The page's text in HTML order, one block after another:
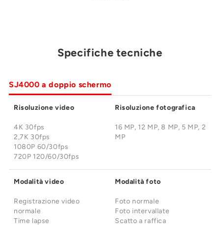
Specifiche tecniche
SJ4000 a doppio schermo
Risoluzione video
4K 30fps
2,7K 30fps
1080P 60/30fps
720P 120/60/30fps
Risoluzione fotografica
16 MP, 12 MP, 8 MP, 5 MP, 2
MP
Modalità video
Registrazione video
normale
Time lapse
Modalità foto
Foto normale
Foto intervallate
Scatto a raffica